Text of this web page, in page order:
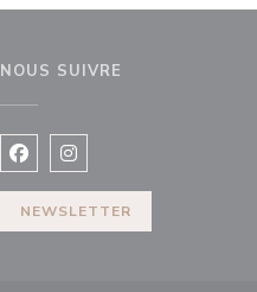
NOUS SUIVRE
Facebook ((ouvre une
Instagram ((ouvre une
NEWSLETTER